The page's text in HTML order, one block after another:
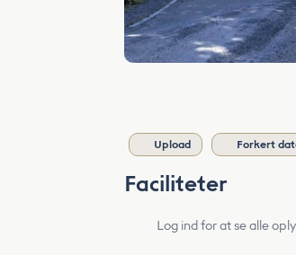
Upload Forkert
Faciliteter
Log ind for at se alle